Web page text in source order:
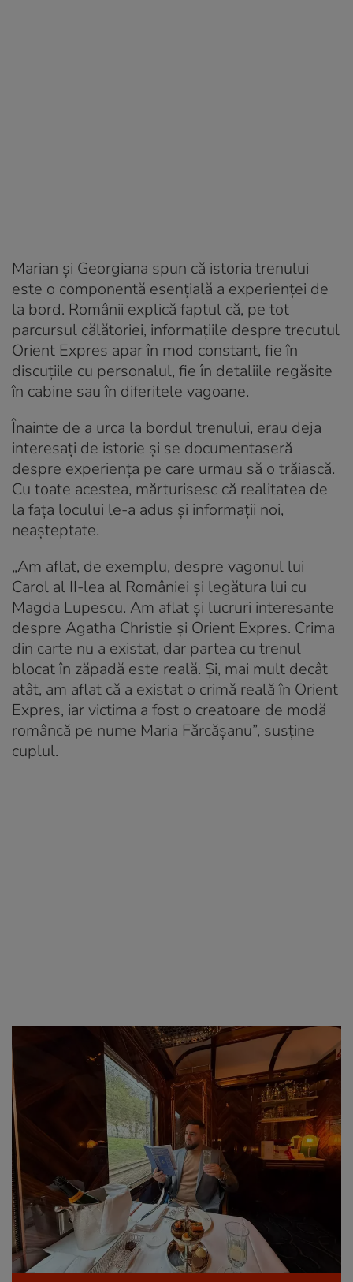
Marian și Georgiana spun că istoria trenului
este o componentă esențială a experienței de
la bord. Românii explică faptul că, pe tot
parcursul călătoriei, informațiile despre trecutul
Orient Expres apar în mod constant, fie în
discuțiile cu personalul, fie în detaliile regăsite
în cabine sau în diferitele vagoane.
Înainte de a urca la bordul trenului, erau deja
interesați de istorie și se documentaseră
despre experiența pe care urmau să o trăiască.
Cu toate acestea, mărturisesc că realitatea de
la fața locului le-a adus și informații noi,
neașteptate.
„Am aflat, de exemplu, despre vagonul lui
Carol al II-lea al României și legătura lui cu
Magda Lupescu. Am aflat și lucruri interesante
despre Agatha Christie și Orient Expres. Crima
din carte nu a existat, dar partea cu trenul
blocat în zăpadă este reală. Și, mai mult decât
atât, am aflat că a existat o crimă reală în Orient
Expres, iar victima a fost o creatoare de modă
româncă pe nume Maria Fărcășanu”, susține
cuplul.